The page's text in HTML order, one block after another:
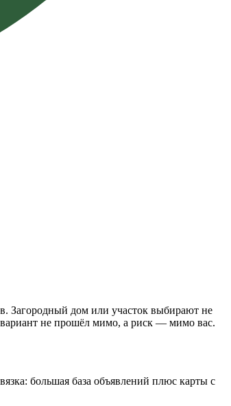
Загородный дом или участок выбирают не
не прошёл мимо, а риск — мимо вас.
большая база объявлений плюс карты с